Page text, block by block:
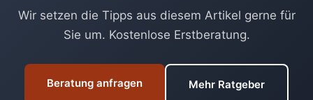
Wir setzen die Tipps aus diesem Artikel gerne für
Sie um. Kostenlose Erstberatung.
Beratung anfragen Mehr Ratgeber